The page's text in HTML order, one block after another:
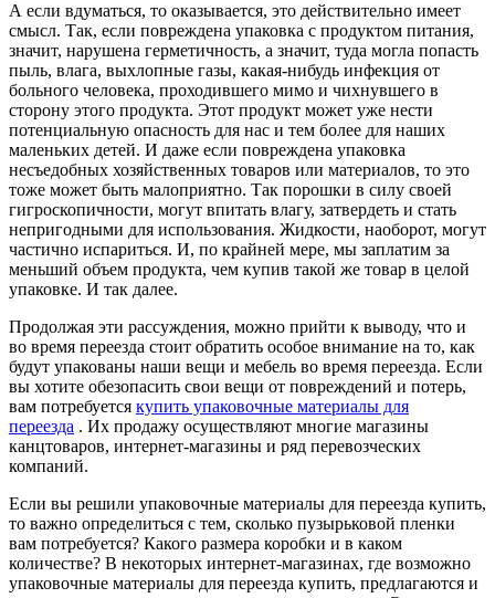
А если вдуматься, то оказывается, это действительно имеет
смысл. Так, если повреждена упаковка с продуктом питания,
значит, нарушена герметичность, а значит, туда могла попасть
пыль, влага, выхлопные газы, какая-нибудь инфекция от
больного человека, проходившего мимо и чихнувшего в
сторону этого продукта. Этот продукт может уже нести
потенциальную опасность для нас и тем более для наших
маленьких детей. И даже если повреждена упаковка
несъедобных хозяйственных товаров или материалов, то это
тоже может быть малоприятно. Так порошки в силу своей
гигроскопичности, могут впитать влагу, затвердеть и стать
непригодными для использования. Жидкости, наоборот, могут
частично испариться. И, по крайней мере, мы заплатим за
меньший объем продукта, чем купив такой же товар в целой
упаковке. И так далее.
Продолжая эти рассуждения, можно прийти к выводу, что и
во время переезда стоит обратить особое внимание на то, как
будут упакованы наши вещи и мебель во время переезда. Если
вы хотите обезопасить свои вещи от повреждений и потерь,
вам потребуется купить упаковочные материалы для
переезда . Их продажу осуществляют многие магазины
канцтоваров, интернет-магазины и ряд перевозческих
компаний.
Если вы решили упаковочные материалы для переезда купить,
то важно определиться с тем, сколько пузырьковой пленки
вам потребуется? Какого размера коробки и в каком
количестве? В некоторых интернет-магазинах, где возможно
упаковочные материалы для переезда купить, предлагаются и